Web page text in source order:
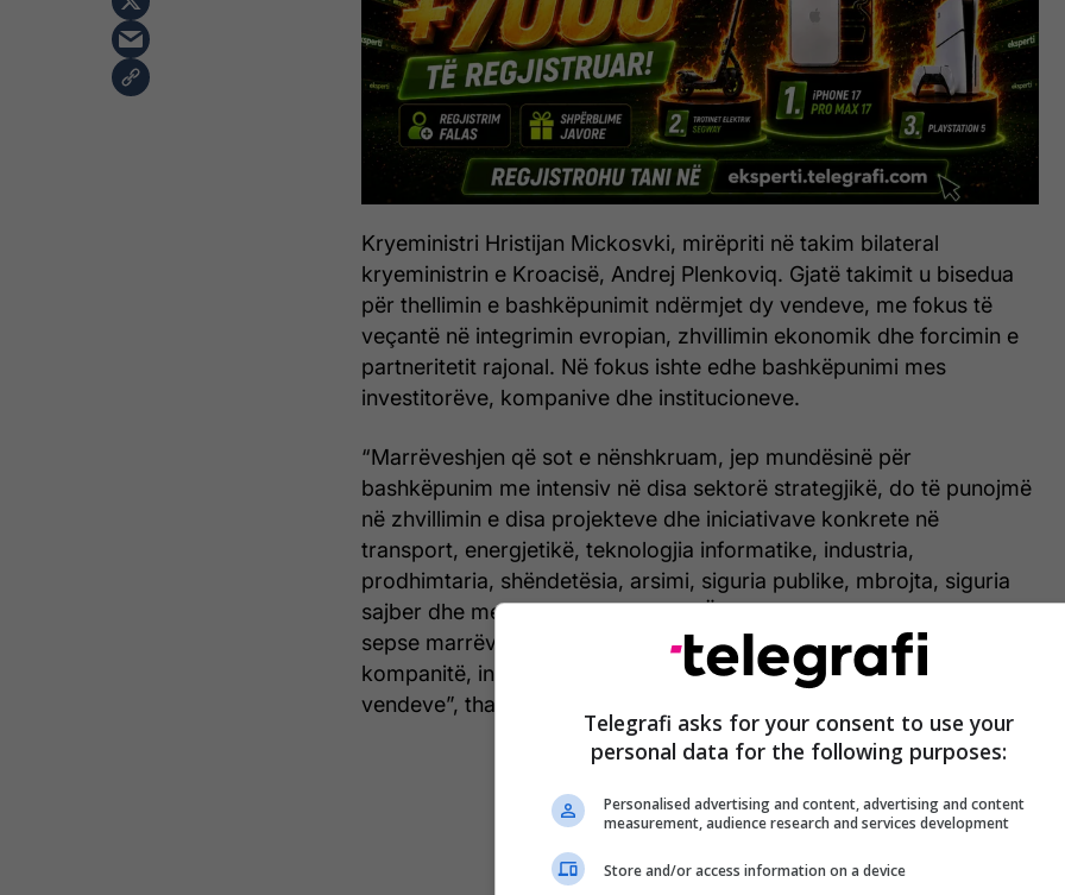
Kryeministri Hristijan Mickosvki, mirëpriti në takim bilateral
kryeministrin e Kroacisë, Andrej Plenkoviq. Gjatë takimit u bisedua
për thellimin e bashkëpunimit ndërmjet dy vendeve, me fokus të
veçantë në integrimin evropian, zhvillimin ekonomik dhe forcimin e
partneritetit rajonal. Në fokus ishte edhe bashkëpunimi mes
investitorëve, kompanive dhe institucioneve.
“Marrëveshjen që sot e nënshkruam, jep mundësinë për
bashkëpunim me intensiv në disa sektorë strategjikë, do të punojmë
në zhvillimin e disa projekteve dhe iniciativave konkrete në
transport, energjetikë, teknologjia informatike, industria,
prodhimtaria, shëndetësia, arsimi, siguria publike, mbrojta, siguria
sajber dhe menaxhimin me kufijtë. Është me rëndësi të veçantë
sepse marrëveshja lë hapësirë më të thellë mes institucioneve,
kompanitë, investitorët, sektorin akademik dhe ekspertët e të dy
vendeve”, tha Hristijan Mickoski- kryeministër i RMV-së.
Telegrafi asks for your consent to use your
personal data for the following purposes:
Personalised advertising and content, advertising and content
measurement, audience research and services development
Store and/or access information on a device